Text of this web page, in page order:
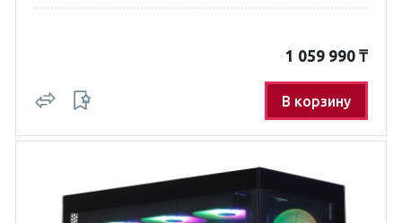
1 059 990 ₸
В корзину